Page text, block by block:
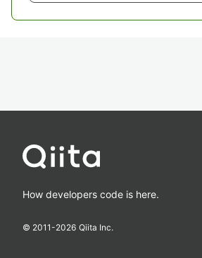
How developers code is here.
© 2011-2026 Qiita Inc.